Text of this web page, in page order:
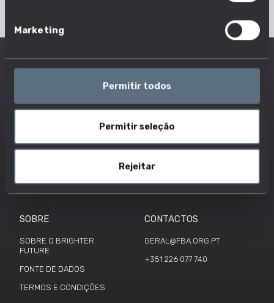
Marketing
Permitir todos
Permitir seleção
Rejeitar
SOBRE
SOBRE O BRIGHTER
FUTURE
FONTE DE DADOS
TERMOS E CONDIÇÕES
CONTACTOS
GERAL@FBA.ORG.PT
+351 226 077 740